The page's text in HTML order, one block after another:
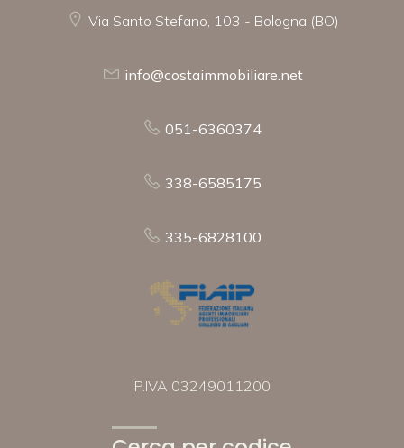
Via Santo Stefano, 103 - Bologna (BO)
info@costaimmobiliare.net
051-6360374
338-6585175
335-6828100
P.IVA 03249011200